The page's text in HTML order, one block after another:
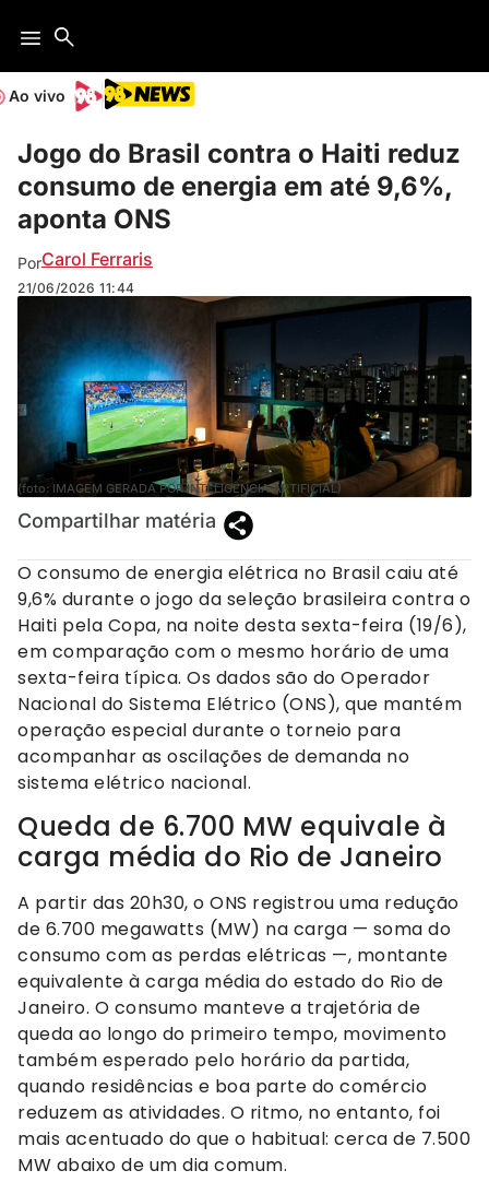
Ao vivo
Jogo do Brasil contra o Haiti reduz
consumo de energia em até 9,6%,
aponta ONS
PorCarol Ferraris
21/06/2026 11:44
(foto: IMAGEM GERADA POR INTELIGÊNCIA ARTIFICIAL)
Compartilhar matéria
O consumo de energia elétrica no Brasil caiu até
9,6% durante o jogo da seleção brasileira contra o
Haiti pela Copa, na noite desta sexta-feira (19/6),
em comparação com o mesmo horário de uma
sexta-feira típica. Os dados são do Operador
Nacional do Sistema Elétrico (ONS), que mantém
operação especial durante o torneio para
acompanhar as oscilações de demanda no
sistema elétrico nacional.
Queda de 6.700 MW equivale à
carga média do Rio de Janeiro
A partir das 20h30, o ONS registrou uma redução
de 6.700 megawatts (MW) na carga — soma do
consumo com as perdas elétricas —, montante
equivalente à carga média do estado do Rio de
Janeiro. O consumo manteve a trajetória de
queda ao longo do primeiro tempo, movimento
também esperado pelo horário da partida,
quando residências e boa parte do comércio
reduzem as atividades. O ritmo, no entanto, foi
mais acentuado do que o habitual: cerca de 7.500
MW abaixo de um dia comum.